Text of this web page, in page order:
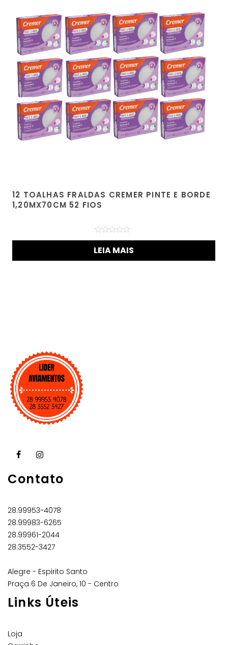
12 TOALHAS FRALDAS CREMER PINTE E BORDE
1,20MX70CM 52 FIOS
de
5
LEIA MAIS
Contato
28.99953-4078
28.99983-6265
28.99961-2044
28.3552-3427
Alegre - Espirito Santo
Praça 6 De Janeiro, 10 - Centro
Links Úteis
Loja